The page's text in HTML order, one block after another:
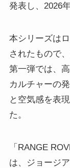
発表し、2026
本シリーズは
されたもので
第一弾では、
カルチャーの
と空気感を表
た。
「RANGE
は、ジョージ